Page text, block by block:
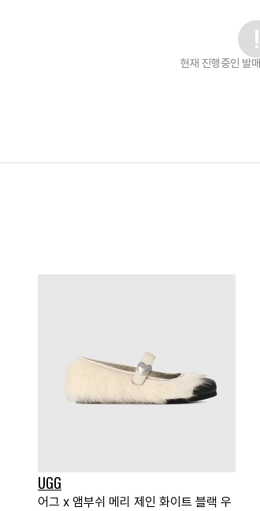
현재 진행중인 발매
UGG
어그 x 앰부쉬 메리 제인 화이트 블랙 우